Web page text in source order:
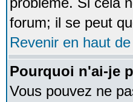
forum; il se peut
Revenir en haut
Pourquoi n'ai-je
Vous pouvez ne